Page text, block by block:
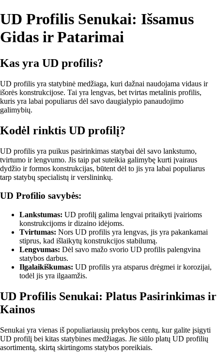
UD Profilis Senukai: Išsamus
Gidas ir Patarimai
Kas yra UD profilis?
UD profilis yra statybinė medžiaga, kuri dažnai naudojama vidaus ir
išorės konstrukcijose. Tai yra lengvas, bet tvirtas metalinis profilis,
kuris yra labai populiarus dėl savo daugialypio panaudojimo
galimybių.
Kodėl rinktis UD profilį?
UD profilis yra puikus pasirinkimas statybai dėl savo lankstumo,
tvirtumo ir lengvumo. Jis taip pat suteikia galimybę kurti įvairaus
dydžio ir formos konstrukcijas, būtent dėl to jis yra labai populiarus
tarp statybų specialistų ir verslininkų.
UD Profilio savybės:
Lankstumas: UD profilį galima lengvai pritaikyti įvairioms
konstrukcijoms ir dizaino idėjoms.
Tvirtumas: Nors UD profilis yra lengvas, jis yra pakankamai
stiprus, kad išlaikytų konstrukcijos stabilumą.
Lengvumas: Dėl savo mažo svorio UD profilis palengvina
statybos darbus.
Ilgalaikiškumas: UD profilis yra atsparus drėgmei ir korozijai,
todėl jis yra ilgaamžis.
UD Profilis Senukai: Platus Pasirinkimas ir
Kainos
Senukai yra vienas iš populiariausių prekybos centų, kur galite įsigyti
UD profilį bei kitas statybines medžiagas. Jie siūlo platų UD profilių
asortimentą, skirtą skirtingoms statybos poreikiais.